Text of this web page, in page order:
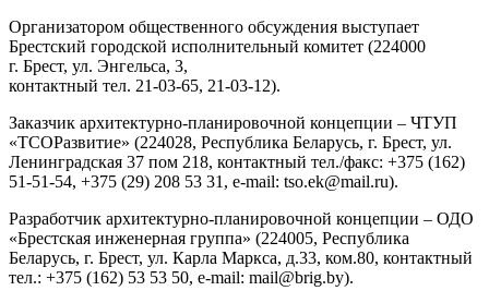
Организатором общественного обсуждения выступает
Брестский городской исполнительный комитет (224000
г. Брест, ул. Энгельса, 3,
контактный тел. 21-03-65, 21-03-12).
Заказчик архитектурно-планировочной концепции – ЧТУП
«ТСОРазвитие» (224028, Республика Беларусь, г. Брест, ул.
Ленинградская 37 пом 218, контактный тел./факс: +375 (162)
51-51-54, +375 (29) 208 53 31, e-mail: tso.ek@mail.ru).
Разработчик архитектурно-планировочной концепции – ОДО
«Брестская инженерная группа» (224005, Республика
Беларусь, г. Брест, ул. Карла Маркса, д.33, ком.80, контактный
тел.: +375 (162) 53 53 50, e-mail: mail@brig.by).